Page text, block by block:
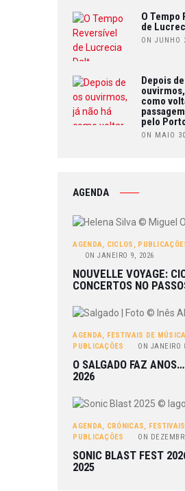
O Tempo
de
ON JUNHO
Depois
como
pelo
ON MAIO
AGENDA
AGENDA, CICLOS ,
ON JANEIRO 9, 2026
NOUVELLE VOYAGE:
CONCERTOS NO
AGENDA, FESTIVAIS DE MÚSICA
PUBLICAÇÕES
ON JANEIRO
O SALGADO FAZ
2026
AGENDA, CRÓNICAS,
PUBLICAÇÕES
ON
SONIC BLAST FEST
2025